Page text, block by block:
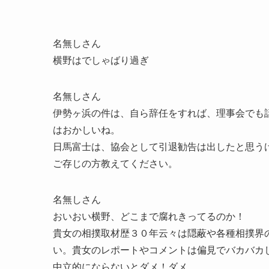
名無しさん
横野はでしゃばり過ぎ
名無しさん
伊勢ヶ浜の件は、自ら辞任をすれば、理事会で
はおかしいね。
日馬富士は、協会として引退勧告は出したと思
ご存じの方教えてください。
名無しさん
おいおい横野、どこまで腐れきってるのか！
貴女の相撲取材歴３０年云々は隠蔽や各種相撲
い。貴女のレポートやコメントは偏見でバカバカ
中立的にならないとダメ！ダメ。